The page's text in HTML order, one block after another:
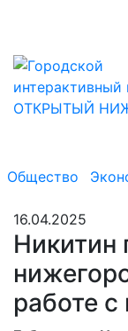
Общество
16.04.2025
Никитин
работе